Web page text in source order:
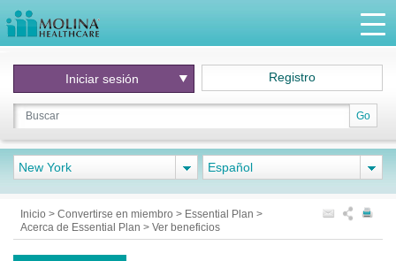
Go
Iniciar sesión Registro
New York Español
Inicio > Convertirse en miembro > Essential Plan >
Acerca de Essential Plan > Ver beneficios